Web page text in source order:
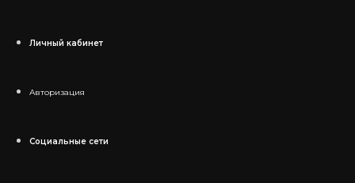
Личный кабинет
Авторизация
Социальные сети